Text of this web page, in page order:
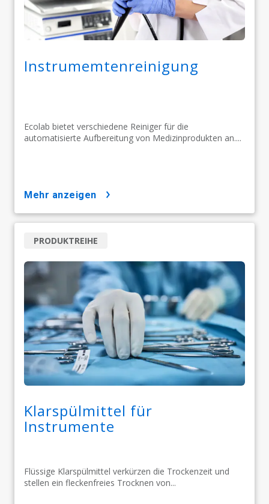
Instrumemtenreinigung
Ecolab bietet verschiedene Reiniger für die
automatisierte Aufbereitung von Medizinprodukten an....
mehr anzeigen
Klarspülmittel für
Instrumente
Flüssige Klarspülmittel verkürzen die Trockenzeit und
stellen ein fleckenfreies Trocknen von...
PRODUKTREIHE